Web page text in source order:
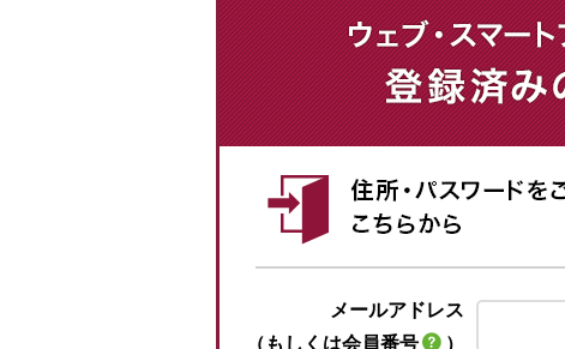
メールアドレス
（もしくは会員番号
）